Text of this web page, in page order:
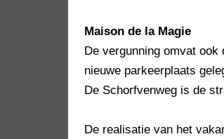
Maison de la Magie
De vergunning omvat
nieuwe parkeerplaats
De Schorfvenweg is de
De realisatie van het